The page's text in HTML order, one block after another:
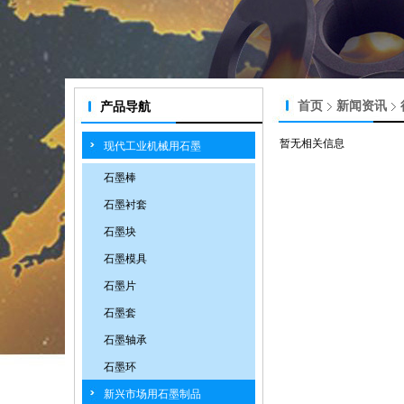
产品导航
现代工业机械用石墨
石墨棒
石墨衬套
石墨块
石墨模具
石墨片
石墨套
石墨轴承
石墨环
新兴市场用石墨制品
首页 新闻资讯
暂无相关信息